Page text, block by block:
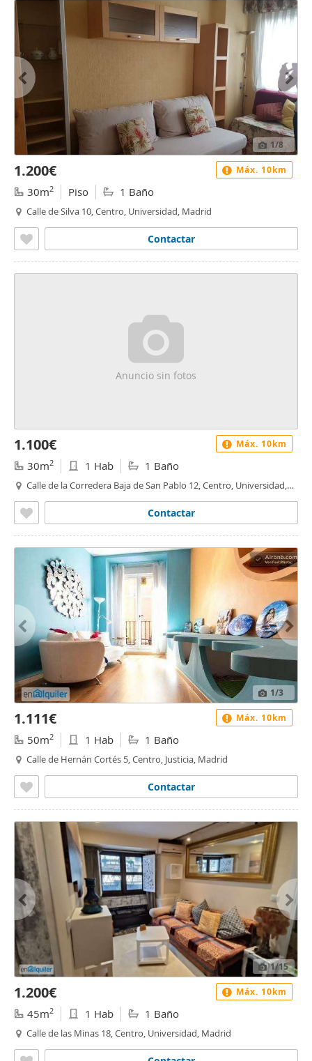
1/8
1.200€
30m2 Piso 1 Baño
Calle de Silva 10, Centro, Universidad, Madrid
Contactar
Máx. 10km
Anuncio sin fotos
1.100€
30m2 1 Hab 1 Baño
Calle de la Corredera Baja de San Pablo 12, Centro, Universidad,
Contactar
Máx. 10km
1/3
1.111€
50m2 1 Hab 1 Baño
Calle de Hernán Cortés 5, Centro, Justicia, Madrid
Contactar
Máx. 10km
1/15
1.200€
45m2 1 Hab 1 Baño
Calle de las Minas 18, Centro, Universidad, Madrid
Máx. 10km